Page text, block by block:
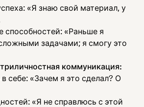
«Я знаю свой материал, у
способностей: «Раньше я
задачами; я смогу это
коммуникация:
себе: «Зачем я это сделал? О
«Я не справлюсь с этой